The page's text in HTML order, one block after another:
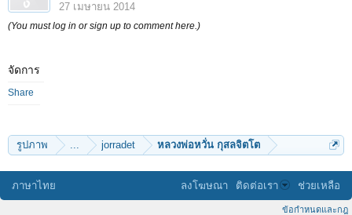
27 เมษายน 2014
(You must log in or sign up to comment here.)
จัดการ
Share
รูปภาพ ... jorradet หลวงพ่อหวั่น กุสลจิตโต
ภาษาไทย ลงโฆษณา ติดต่อเรา ช่วยเหลือ
ข้อกำหนดและกฎ